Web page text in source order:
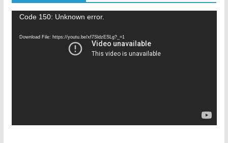
Code 150: Unknown error.
Download File: https://youtu.be/xf7SldzESLg?_=1